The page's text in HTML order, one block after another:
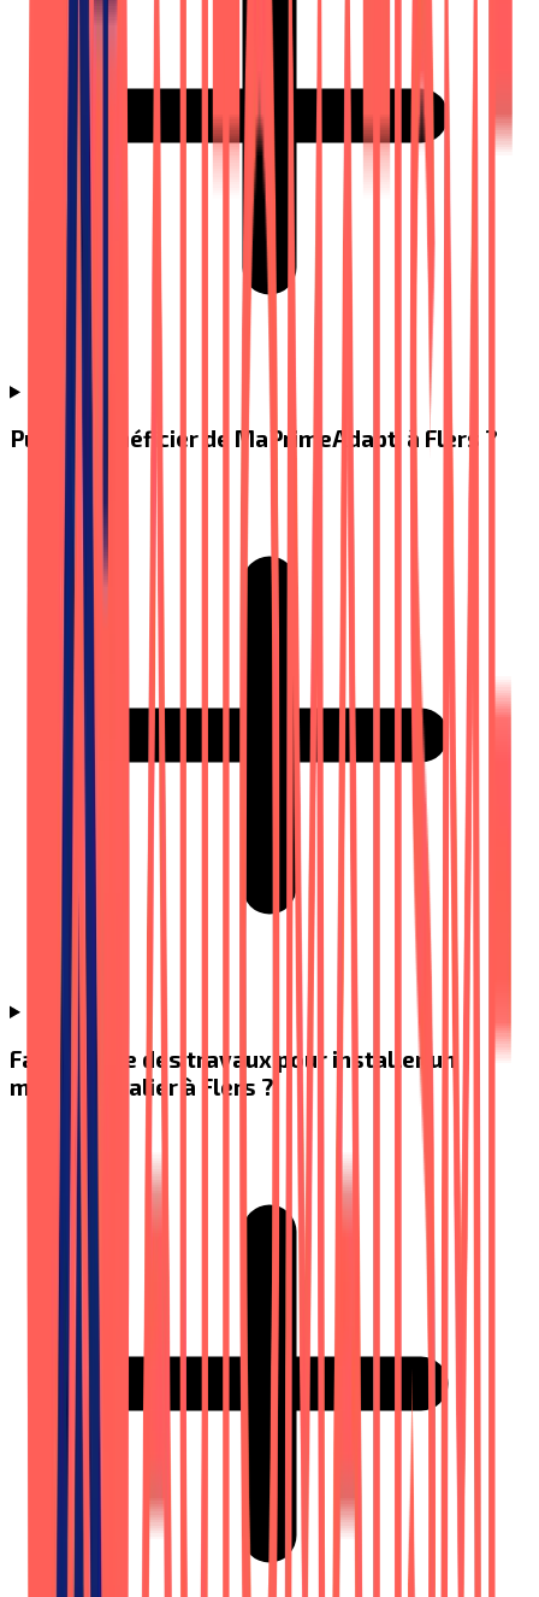
Puis-je bénéficier de MaPrimeAdapt' à Flers ?
Faut-il faire des travaux pour installer un
monte-escalier à Flers ?